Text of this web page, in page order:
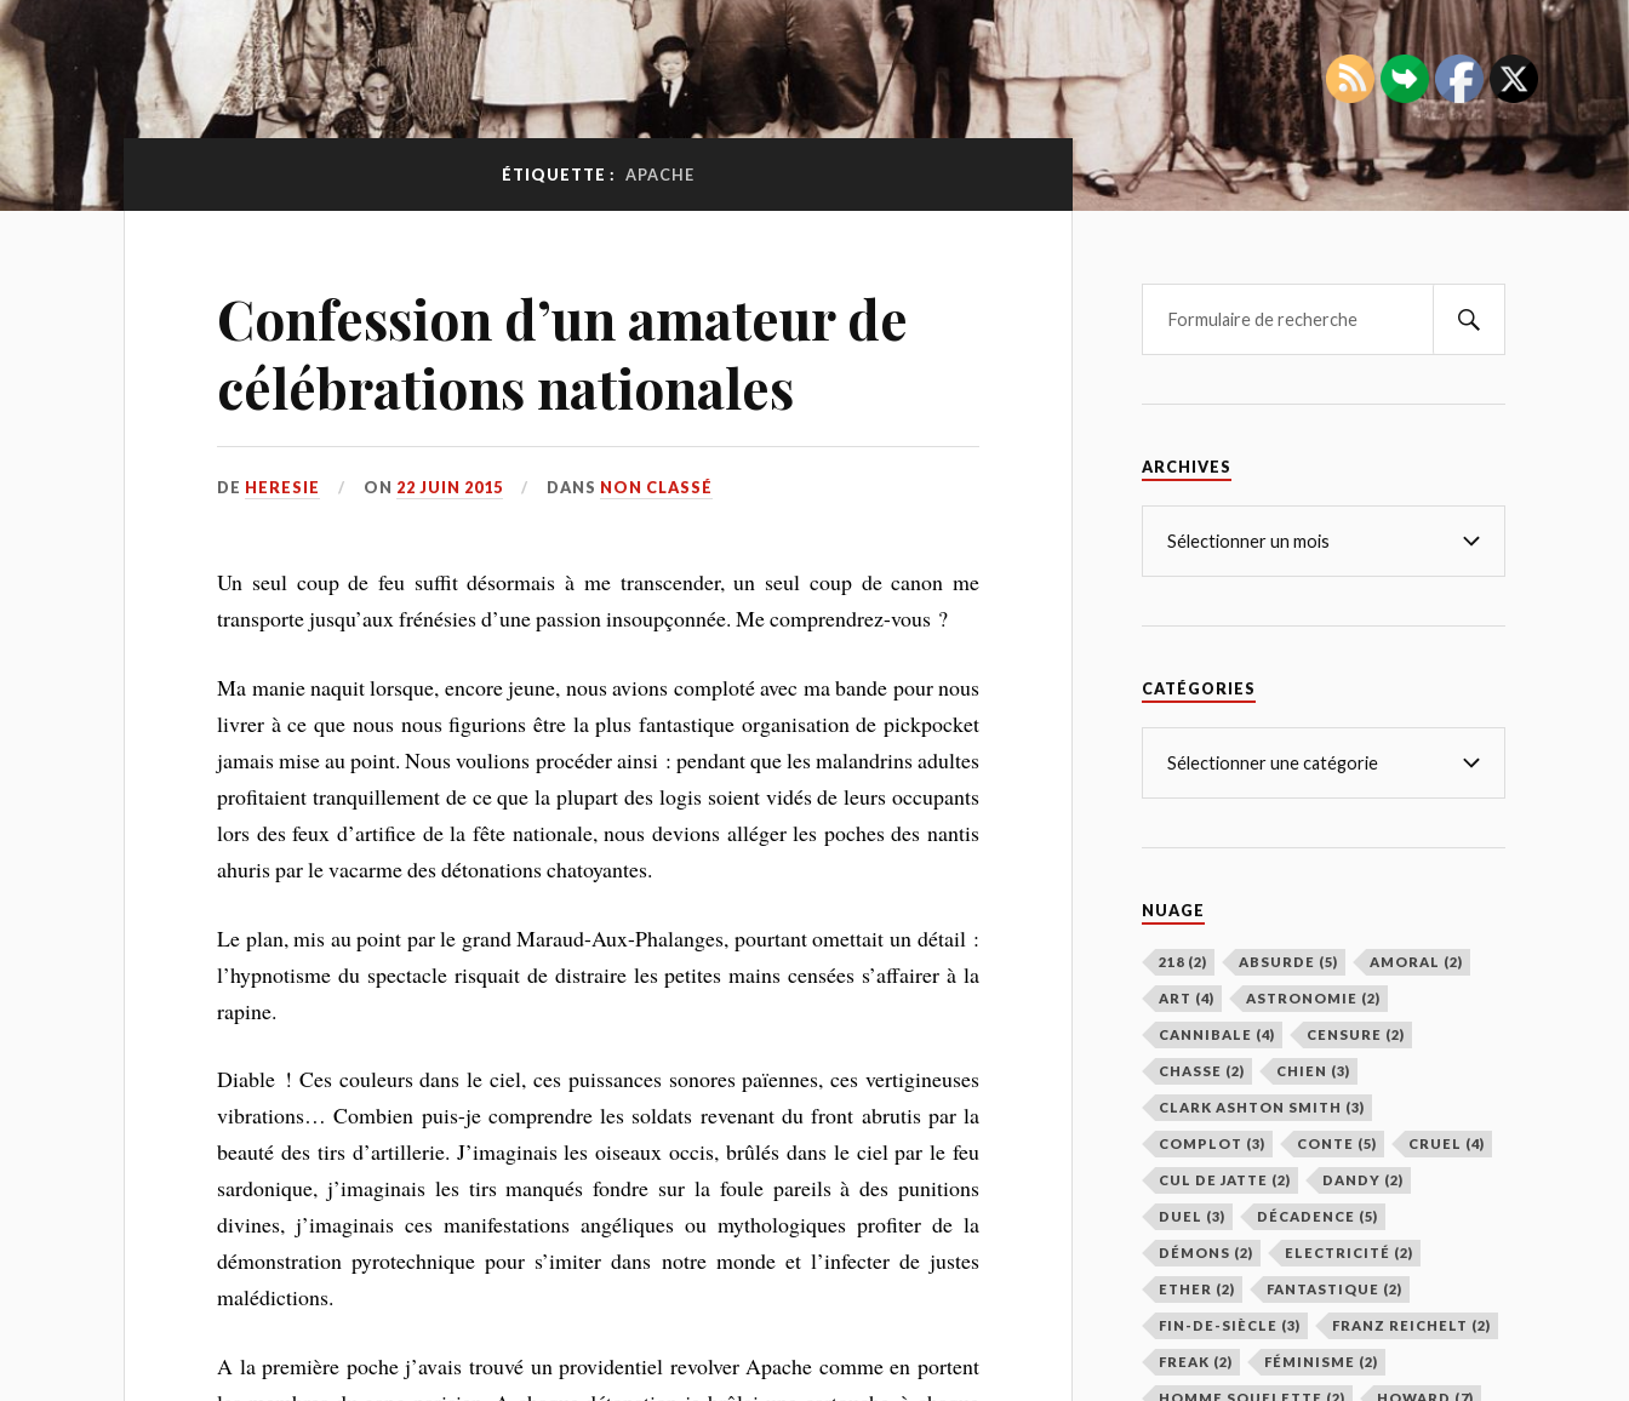
ÉTIQUETTE : APACHE
Confession d’un amateur de
célébrations nationales
DE HERESIE ON 22 JUIN 2015 DANS NON CLASSÉ
Un seul coup de feu suffit désormais à me transcender, un seul coup de canon me
transporte jusqu’aux frénésies d’une passion insoupçonnée. Me comprendrez-vous ?
Ma manie naquit lorsque, encore jeune, nous avions comploté avec ma bande pour nous
livrer à ce que nous nous figurions être la plus fantastique organisation de pickpocket
jamais mise au point. Nous voulions procéder ainsi : pendant que les malandrins adultes
profitaient tranquillement de ce que la plupart des logis soient vidés de leurs occupants
lors des feux d’artifice de la fête nationale, nous devions alléger les poches des nantis
ahuris par le vacarme des détonations chatoyantes.
Le plan, mis au point par le grand Maraud-Aux-Phalanges, pourtant omettait un détail :
l’hypnotisme du spectacle risquait de distraire les petites mains censées s’affairer à la
rapine.
Diable ! Ces couleurs dans le ciel, ces puissances sonores païennes, ces vertigineuses
vibrations… Combien puis-je comprendre les soldats revenant du front abrutis par la
beauté des tirs d’artillerie. J’imaginais les oiseaux occis, brûlés dans le ciel par le feu
sardonique, j’imaginais les tirs manqués fondre sur la foule pareils à des punitions
divines, j’imaginais ces manifestations angéliques ou mythologiques profiter de la
démonstration pyrotechnique pour s’imiter dans notre monde et l’infecter de justes
malédictions.
A la première poche j’avais trouvé un providentiel revolver Apache comme en portent
ARCHIVES
CATÉGORIES
NUAGE
218 (2) ABSURDE (5) AMORAL (2)
ART (4) ASTRONOMIE (2)
CANNIBALE (4) CENSURE (2)
CHASSE (2) CHIEN (3)
CLARK ASHTON SMITH (3)
COMPLOT (3) CONTE (5) CRUEL (4)
CUL DE JATTE (2) DANDY (2)
DUEL (3) DÉCADENCE (5)
DÉMONS (2) ELECTRICITÉ (2)
ETHER (2) FANTASTIQUE (2)
FIN-DE-SIÈCLE (3) FRANZ REICHELT (2)
FREAK (2) FÉMINISME (2)